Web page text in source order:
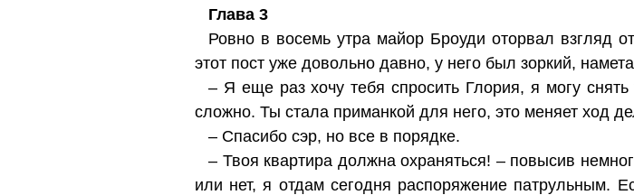
Глава 3
Ровно в восемь утра майор Броуди оторвал взгляд
этот пост уже довольно давно, у него был зоркий,
– Я еще раз хочу тебя спросить Глория, я могу
сложно. Ты стала приманкой для него, это меняет ход
– Спасибо сэр, но все в порядке.
– Твоя квартира должна охраняться! – повысив
или нет, я отдам сегодня распоряжение патрульным.